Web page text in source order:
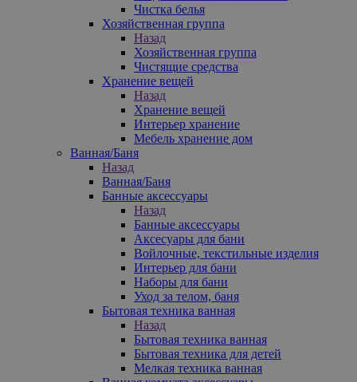
Чистка белья
Хозяйственная группа
Назад
Хозяйственная группа
Чистящие средства
Хранение вещей
Назад
Хранение вещей
Интерьер хранение
Мебель хранение дом
Ванная/Баня
Назад
Ванная/Баня
Банные аксессуары
Назад
Банные аксессуары
Аксесуары для бани
Войлочные, текстильные изделия
Интерьер для бани
Наборы для бани
Уход за телом, баня
Бытовая техника ванная
Назад
Бытовая техника ванная
Бытовая техника для детей
Мелкая техника ванная